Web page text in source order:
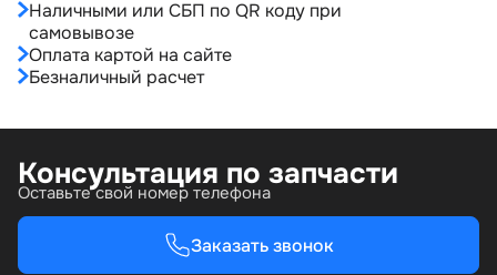
Наличными или СБП по QR коду при
самовывозе
Оплата картой на сайте
Безналичный расчет
Консультация по запчасти
Оставьте свой номер телефона
Заказать звонок